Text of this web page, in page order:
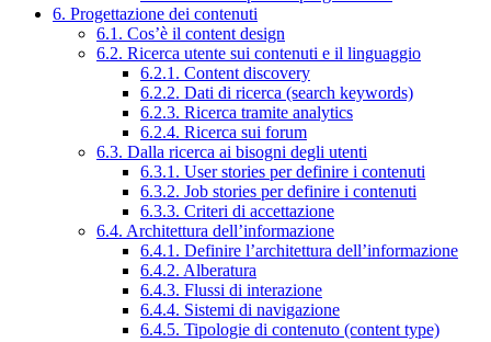
6. Progettazione dei contenuti
6.1. Cos’è il content design
6.2. Ricerca utente sui contenuti e il linguaggio
6.2.1. Content discovery
6.2.2. Dati di ricerca (search keywords)
6.2.3. Ricerca tramite analytics
6.2.4. Ricerca sui forum
6.3. Dalla ricerca ai bisogni degli utenti
6.3.1. User stories per definire i contenuti
6.3.2. Job stories per definire i contenuti
6.3.3. Criteri di accettazione
6.4. Architettura dell’informazione
6.4.1. Definire l’architettura dell’informazione
6.4.2. Alberatura
6.4.3. Flussi di interazione
6.4.4. Sistemi di navigazione
6.4.5. Tipologie di contenuto (content type)